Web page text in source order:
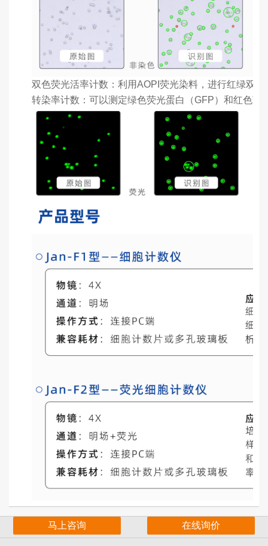
双色荧光活率计数：利用AOPI荧光染料，进行红绿双
转染率计数：可以测定绿色荧光蛋白（GFP）和红色荧
马上咨询 在线询价返回顶部